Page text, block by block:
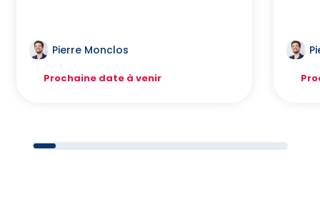
Pierre Monclos
Prochaine date à venir